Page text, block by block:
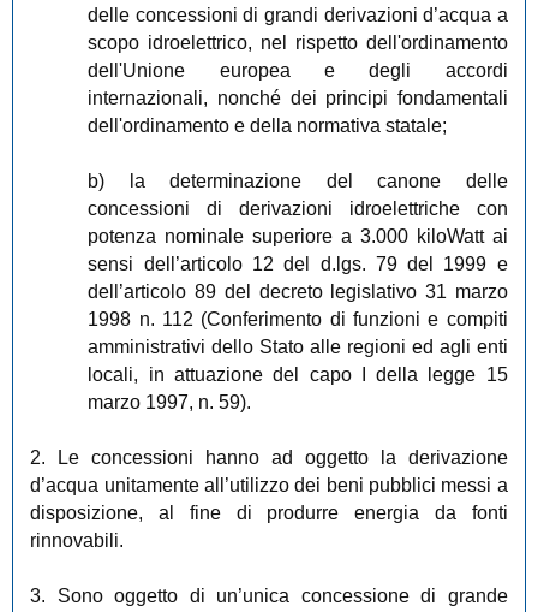
delle concessioni di grandi derivazioni d’acqua a
scopo idroelettrico, nel rispetto dell'ordinamento
dell'Unione europea e degli accordi
internazionali, nonché dei principi fondamentali
dell'ordinamento e della normativa statale;
b) la determinazione del canone delle
concessioni di derivazioni idroelettriche con
potenza nominale superiore a 3.000 kiloWatt ai
sensi dell’articolo 12 del d.lgs. 79 del 1999 e
dell’articolo 89 del decreto legislativo 31 marzo
1998 n. 112 (Conferimento di funzioni e compiti
amministrativi dello Stato alle regioni ed agli enti
locali, in attuazione del capo I della legge 15
marzo 1997, n. 59).
2. Le concessioni hanno ad oggetto la derivazione
d’acqua unitamente all’utilizzo dei beni pubblici messi a
disposizione, al fine di produrre energia da fonti
rinnovabili.
3. Sono oggetto di un’unica concessione di grande